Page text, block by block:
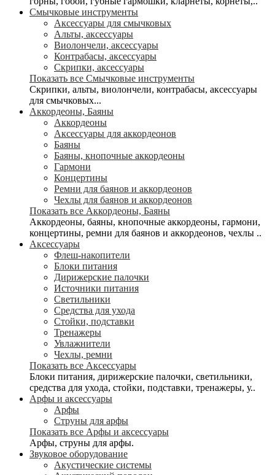
Смычковые инструменты
Аксессуары для смычковых
Альты, аксессуары
Виолончели, аксессуары
Контрабасы, аксессуары
Скрипки, аксессуары
Показать все Смычковые инструменты
Скрипки, альты, виолончели, контрабасы, аксессуары
для смычковых...
Аккордеоны, Баяны
Аккордеоны
Аксессуары для аккордеонов
Баяны
Баяны, кнопочные аккордеоны
Гармони
Концертины
Ремни для баянов и аккордеонов
Чехлы для баянов и аккордеонов
Показать все Аккордеоны, Баяны
Аккордеоны, баяны, кнопочные аккордеоны, гармони,
концертины, ремни для баянов и аккордеонов, чехлы ..
Аксессуары
Флеш-накопители
Блоки питания
Дирижерские палочки
Источники питания
Светильники
Средства для ухода
Стойки, подставки
Тренажеры
Увлажнители
Чехлы, ремни
Показать все Аксессуары
Блоки питания, дирижерские палочки, светильники,
средства для ухода, стойки, подставки, тренажеры, у..
Арфы и аксессуары
Арфы
Струны для арфы
Показать все Арфы и аксессуары
Арфы, струны для арфы.
Звуковое оборудование
Акустические системы